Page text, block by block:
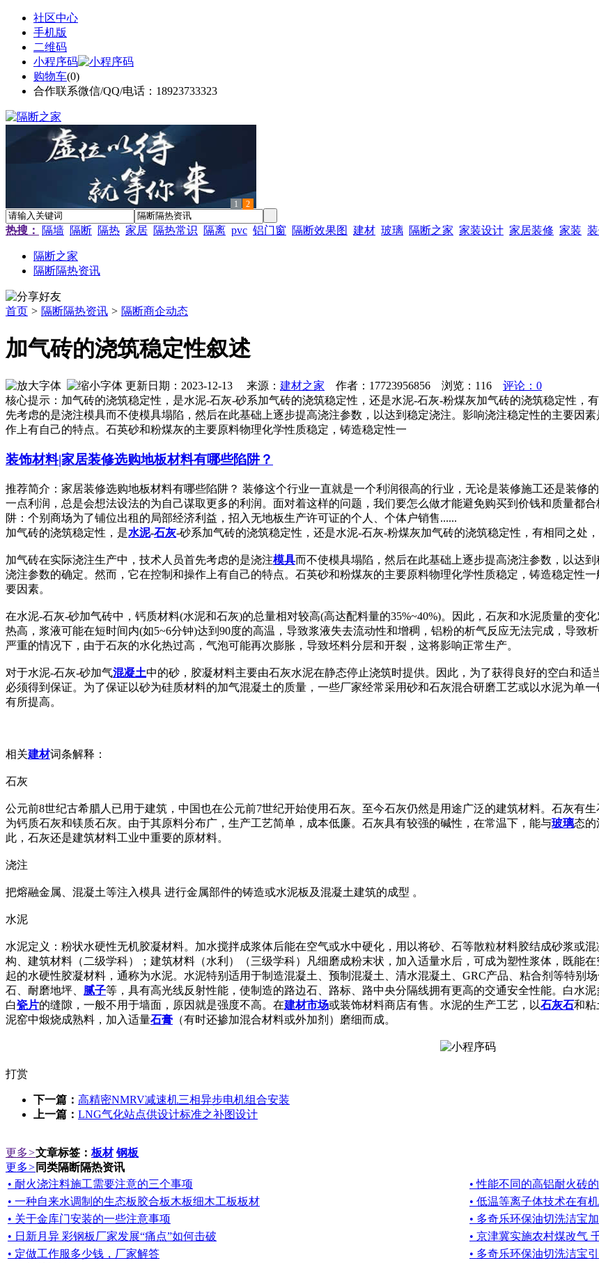
社区中心
手机版
二维码
小程序码
购物车(0)
合作联系微信/QQ/电话：18923733323
1 2
热搜： 隔墙 隔断 隔热 家居 隔热常识 隔离 pvc 铝门窗 隔断效果图 建材 玻璃 隔断之家 家装设计 家居装修 家装
隔断之家
隔断隔热资讯
首页 > 隔断隔热资讯 > 隔断商企动态
加气砖的浇筑稳定性叙述
更新日期：2023-12-13 来源： 建材之家 作者：17723956856 浏览： 116
评论：0
核心提示：加气砖的浇筑稳定性，是水泥-石灰-砂系加气砖的浇筑稳定性，还是水泥-石灰-粉煤灰加气砖的浇筑稳定性，
先考虑的是浇注模具而不使模具塌陷，然后在此基础上逐步提高浇注参数，以达到稳定浇注。影响浇注稳定性的主要因
作上有自己的特点。石英砂和粉煤灰的主要原料物理化学性质稳定，铸造稳定性一
装饰材料|家居装修选购地板材料有哪些陷阱？
推荐简介：家居装修选购地板材料有哪些陷阱？ 装修这个行业一直就是一个利润很高的行业，无论是装修施工还是装修
一点利润，总是会想法设法的为自己谋取更多的利润。面对着这样的问题，我们要怎么做才能避免购买到价钱和质量都
阱：个别商场为了铺位出租的局部经济利益，招入无地板生产许可证的个人、个体户销售......
加气砖的浇筑稳定性，是水泥-石灰-砂系加气砖的浇筑稳定性，还是水泥-石灰-粉煤灰加气砖的浇筑稳定性，有相同之处，
加气砖在实际浇注生产中，技术人员首先考虑的是浇注模具而不使模具塌陷，然后在此基础上逐步提高浇注参数，以达
浇注参数的确定。然而，它在控制和操作上有自己的特点。石英砂和粉煤灰的主要原料物理化学性质稳定，铸造稳定性
要因素。
在水泥-石灰-砂加气砖中，钙质材料(水泥和石灰)的总量相对较高(高达配料量的35%~40%)。因此，石灰和水泥质量的变
热高，浆液可能在短时间内(如5~6分钟)达到90度的高温，导致浆液失去流动性和增稠，铝粉的析气反应无法完成，导致
严重的情况下，由于石灰的水化热过高，气泡可能再次膨胀，导致坯料分层和开裂，这将影响正常生产。
对于水泥-石灰-砂加气混凝土中的砂，胶凝材料主要由石灰水泥在静态停止浇筑时提供。因此，为了获得良好的空白和
必须得到保证。为了保证以砂为硅质材料的加气混凝土的质量，一些厂家经常采用砂和石灰混合研磨工艺或以水泥为单
有所提高。
相关建材词条解释：
石灰
公元前8世纪古希腊人已用于建筑，中国也在公元前7世纪开始使用石灰。至今石灰仍然是用途广泛的建筑材料。石灰有
为钙质石灰和镁质石灰。由于其原料分布广，生产工艺简单，成本低廉。石灰具有较强的碱性，在常温下，能与玻璃态的
此，石灰还是建筑材料工业中重要的原材料。
浇注
把熔融金属、混凝土等注入模具 进行金属部件的铸造或水泥板及混凝土建筑的成型 。
水泥
水泥定义：粉状水硬性无机胶凝材料。加水搅拌成浆体后能在空气或水中硬化，用以将砂、石等散粒材料胶结成砂浆或
构、建筑材料（二级学科）；建筑材料（水利）（三级学科）凡细磨成粉末状，加入适量水后，可成为塑性浆体，既能
起的水硬性胶凝材料，通称为水泥。水泥特别适用于制造混凝土、预制混凝土、清水混凝土、GRC产品、粘合剂等特别
石、耐磨地坪、 腻子等，具有高光线反射性能，使制造的路边石、路标、路中央分隔线拥有更高的交通安全性能。白水
白瓷片的缝隙，一般不用于墙面，原因就是强度不高。在建材市场或装饰材料商店有售。水泥的生产工艺，以石灰石和粘
泥窑中煅烧成熟料，加入适量石膏 （有时还掺加混合材料或外加剂）磨细而成。
打赏
下一篇： 高精密NMRV减速机三相异步电机组合安装
上一篇： LNG气化站点供设计标准之补图设计
更多>文章标签： 板材 钢板
更多> 同类隔断隔热资讯
• 耐火浇注料施工需要注意的三个事项
• 性能不同的高铝耐火砖
• 一种自来水调制的生态板胶合板木板细木工板板材
• 低温等离子体技术在有
• 关于金库门安装的一些注意事项
• 多奇乐环保油切洗洁宝
• 日新月异 彩钢板厂家发展“痛点”如何击破
• 京津冀实施农村煤改气
• 定做工作服多少钱，厂家解答
• 多奇乐环保油切洗洁宝